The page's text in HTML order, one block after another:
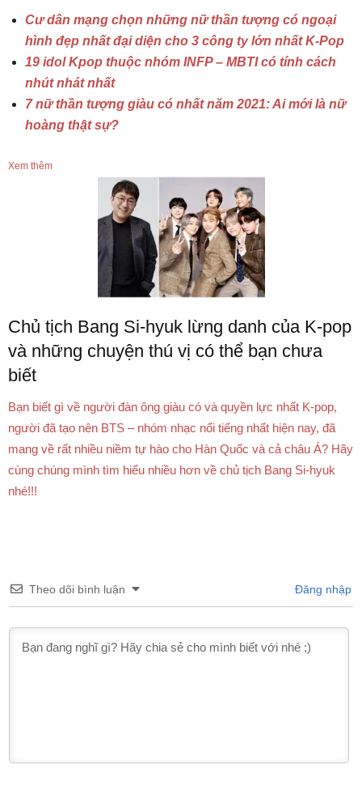
Cư dân mạng chọn những nữ thần tượng có ngoại
hình đẹp nhất đại diện cho 3 công ty lớn nhất K-Pop
19 idol Kpop thuộc nhóm INFP – MBTI có tính cách
nhút nhát nhất
7 nữ thần tượng giàu có nhất năm 2021: Ai mới là nữ
hoàng thật sự?
Xem thêm
Chủ tịch Bang Si-hyuk lừng danh của K-pop
và những chuyện thú vị có thể bạn chưa
biết
Bạn biết gì về người đàn ông giàu có và quyền lực nhất K-pop,
người đã tạo nên BTS – nhóm nhạc nổi tiếng nhất hiện nay, đã
mang về rất nhiều niềm tự hào cho Hàn Quốc và cả châu Á? Hãy
cùng chúng mình tìm hiểu nhiều hơn về chủ tịch Bang Si-hyuk
nhé!!!
Theo dõi bình luận Đăng nhập